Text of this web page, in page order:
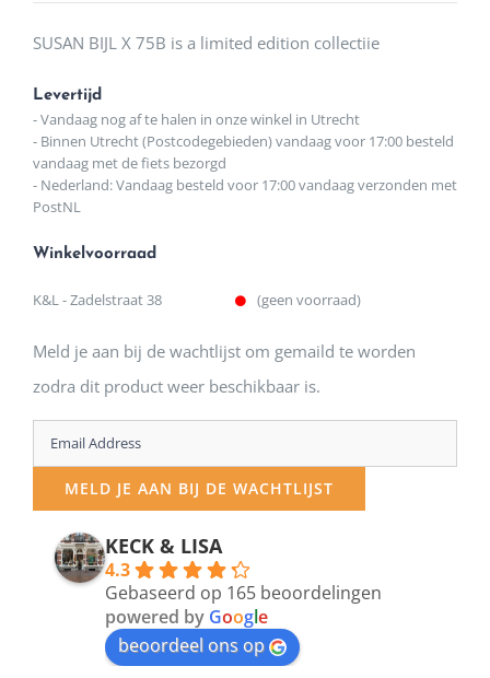
SUSAN BIJL X 75B is a limited edition collectiie
Levertijd
- Vandaag nog af te halen in onze winkel in Utrecht
- Binnen Utrecht (Postcodegebieden) vandaag voor 17:00 besteld
vandaag met de fiets bezorgd
- Nederland: Vandaag besteld voor 17:00 vandaag verzonden met
PostNL
Winkelvoorraad
K&L - Zadelstraat 38 (geen voorraad)
Meld je aan bij de wachtlijst om gemaild te worden
zodra dit product weer beschikbaar is.
Enter
your
email
address
MELD JE AAN BIJ DE WACHTLIJST
KECK & LISA
4.3
Gebaseerd op 165 beoordelingen
powered by Google
beoordeel ons op